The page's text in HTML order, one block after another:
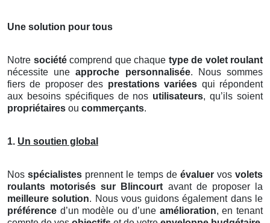
Une solution pour tous
Notre sociétécomprend que chaque type de volet roulant
nécessite uneapproche personnalisée. Nous sommes
fiers de proposer des prestations variées qui répondent
aux besoins spécifiques de nos utilisateurs, qu’ils soient
propriétaires ou commerçants.
1. Un soutien global
Nosspécialistes prennent le temps de évaluervos volets
roulants motorisés sur Blincourt avant de proposer la
meilleure solution. Nous vous guidons également dans le
préférence d’un modèle ou d’une amélioration, en tenant